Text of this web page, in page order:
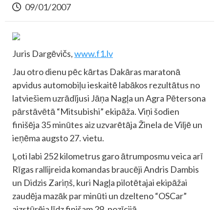
09/01/2007
Juris Dargēvičs,www.f1.lv
Jau otro dienu pēc kārtas Dakāras maratonā
apvidus automobiļu ieskaitē labākos rezultātus no
latviešiem uzrādījusi Jāņa Nagļa un Agra Pētersona
pārstāvētā “Mitsubishi” ekipāža. Viņi šodien
finišēja 35 minūtes aiz uzvarētāja Žinela de Viljē un
ieņēma augsto 27. vietu.
Ļoti labi 252 kilometrus garo ātrumposmu veica arī
Rīgas rallijreida komandas braucēji Andris Dambis
un Didzis Zariņš, kuri Nagļa pilotētajai ekipāžai
zaudēja mazāk par minūti un dzelteno “OSCar”